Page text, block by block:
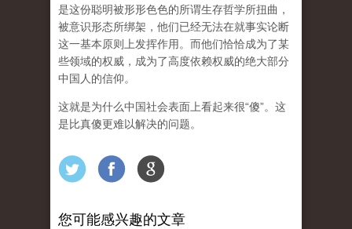
是这份聪明被形形色色的所谓生存哲学所扭曲，
被意识形态所绑架，他们已经无法在就事实论断
这一基本原则上发挥作用。而他们恰恰成为了某
些领域的权威，成为了高度依赖权威的绝大部分
中国人的信仰。
这就是为什么中国社会表面上看起来很“傻”。这
是比真傻更难以解决的问题。
您可能感兴趣的文章